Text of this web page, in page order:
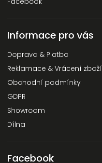
Informace pro vás
Doprava & Platba
Reklamace & Vrácení zboží
Obchodní podmínky
GDPR
Showroom
Dílna
Facebook